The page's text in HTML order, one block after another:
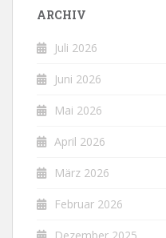
ARCHIV
Juli 2026
Juni 2026
Mai 2026
April 2026
März 2026
Februar 2026